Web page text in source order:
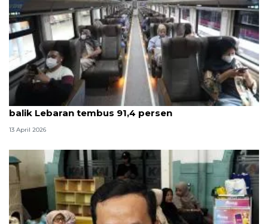
Survei ANTARA: Kepuasan pelanggan KAI saat arus
balik Lebaran tembus 91,4 persen
13 April 2026